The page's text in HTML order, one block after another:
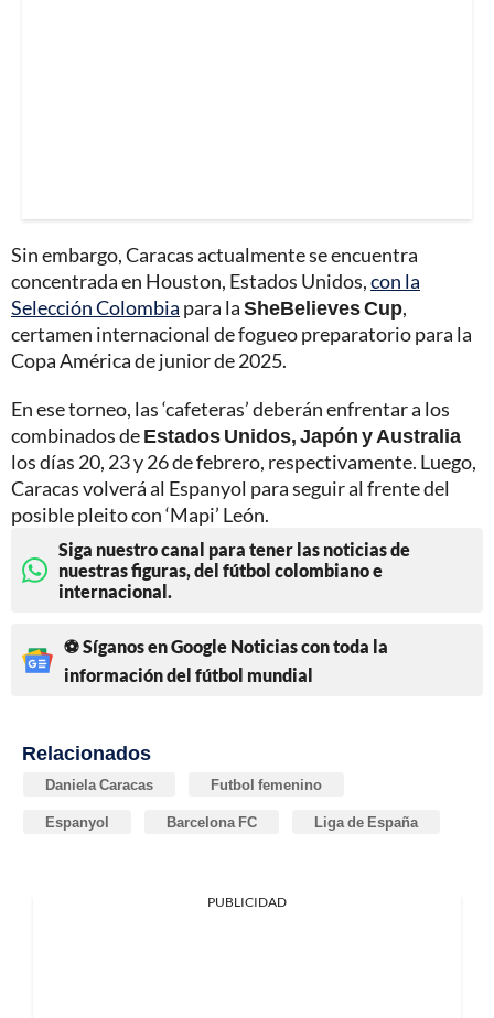
Sin embargo, Caracas actualmente se encuentra
concentrada en Houston, Estados Unidos,con la
Selección Colombia para laSheBelieves Cup,
certamen internacional de fogueo preparatorio para la
Copa América de junior de 2025.
En ese torneo, las ‘cafeteras’ deberán enfrentar a los
combinados deEstados Unidos, Japón y Australia
los días 20, 23 y 26 de febrero, respectivamente. Luego,
Caracas volverá al Espanyol para seguir al frente del
posible pleito con ‘Mapi’ León.
Siga nuestro canal para tener las noticias de
nuestras figuras, del fútbol colombiano e
internacional.
⚽ Síganos en Google Noticias con toda la
información del fútbol mundial
Relacionados
Daniela Caracas Futbol femenino
Espanyol Barcelona FC Liga de España
PUBLICIDAD